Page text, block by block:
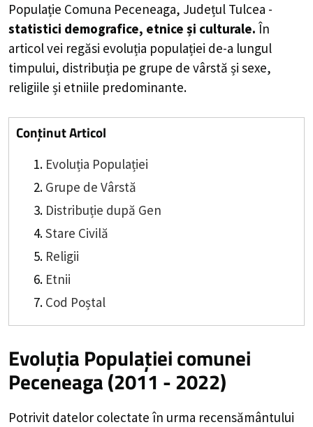
Populație Comuna Peceneaga, Județul Tulcea -
statistici demografice, etnice și culturale. În
articol vei regăsi evoluția populației de-a lungul
timpului, distribuția pe grupe de vârstă și sexe,
religiile și etniile predominante.
Conținut Articol
Evoluția Populației
Grupe de Vârstă
Distribuție după Gen
Stare Civilă
Religii
Etnii
Cod Poștal
Evoluția Populației comunei
Peceneaga (2011 - 2022)
Potrivit datelor colectate în urma recensământului